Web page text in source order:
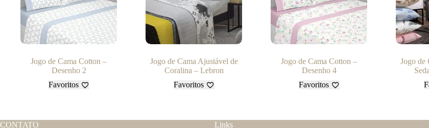
Jogo de Cama Cotton –
Desenho 2
Favoritos
Jogo de Cama Ajustável de
Coralina – Lebron
Favoritos
Jogo de Cama Cotton –
Desenho 4
Favoritos
Jogo de
CONTATO Links